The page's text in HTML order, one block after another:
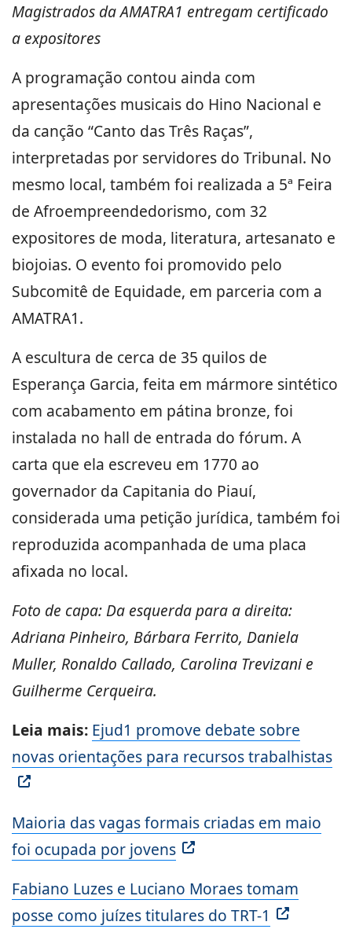
Magistrados da AMATRA1 entregam certificado
a expositores
A programação contou ainda com
apresentações musicais do Hino Nacional e
da canção “Canto das Três Raças”,
interpretadas por servidores do Tribunal. No
mesmo local, também foi realizada a 5ª Feira
de Afroempreendedorismo, com 32
expositores de moda, literatura, artesanato e
biojoias. O evento foi promovido pelo
Subcomitê de Equidade, em parceria com a
AMATRA1.
A escultura de cerca de 35 quilos de
Esperança Garcia, feita em mármore sintético
com acabamento em pátina bronze, foi
instalada no hall de entrada do fórum. A
carta que ela escreveu em 1770 ao
governador da Capitania do Piauí,
considerada uma petição jurídica, também foi
reproduzida acompanhada de uma placa
afixada no local.
Foto de capa: Da esquerda para a direita:
Adriana Pinheiro, Bárbara Ferrito, Daniela
Muller, Ronaldo Callado, Carolina Trevizani e
Guilherme Cerqueira.
Leia mais: Ejud1 promove debate sobre
novas orientações para recursos trabalhistas
Maioria das vagas formais criadas em maio
foi ocupada por jovens
Fabiano Luzes e Luciano Moraes tomam
posse como juízes titulares do TRT-1